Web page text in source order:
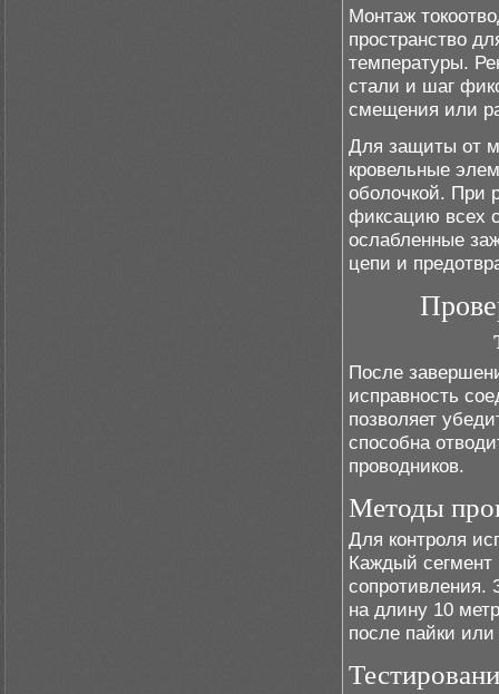
Монтаж
пространство
температуры.
стали и шаг
смещения или
Для защиты от
кровельные
оболочкой. При
фиксацию всех
ослабленные
цепи и
После
исправность
позволяет
способна
проводников.
Методы
Для контроля
Каждый
сопротивления.
на длину 10
после пайки